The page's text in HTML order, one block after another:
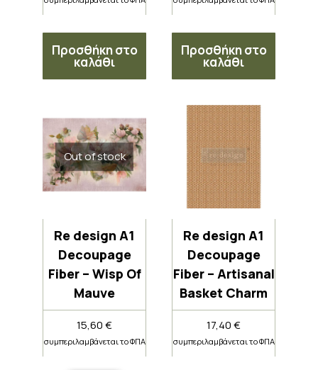
Προσθήκη στο
καλάθι
Προσθήκη στο
καλάθι
Out of stock
Re design A1
Decoupage
Fiber – Wisp Of
Mauve
15,60€
συμπεριλαμβάνεται το ΦΠΑ
Re design A1
Decoupage
Fiber – Artisanal
Basket Charm
17,40€
συμπεριλαμβάνεται το ΦΠΑ